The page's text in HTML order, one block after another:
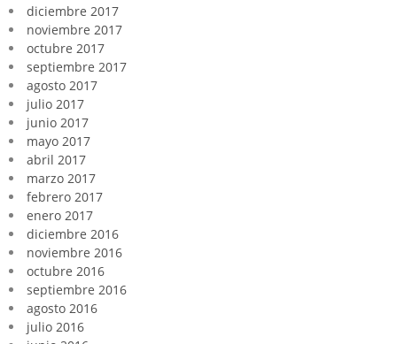
diciembre 2017
noviembre 2017
octubre 2017
septiembre 2017
agosto 2017
julio 2017
junio 2017
mayo 2017
abril 2017
marzo 2017
febrero 2017
enero 2017
diciembre 2016
noviembre 2016
octubre 2016
septiembre 2016
agosto 2016
julio 2016